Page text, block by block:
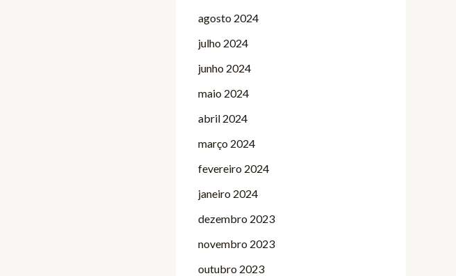
agosto 2024
julho 2024
junho 2024
maio 2024
abril 2024
março 2024
fevereiro 2024
janeiro 2024
dezembro 2023
novembro 2023
outubro 2023